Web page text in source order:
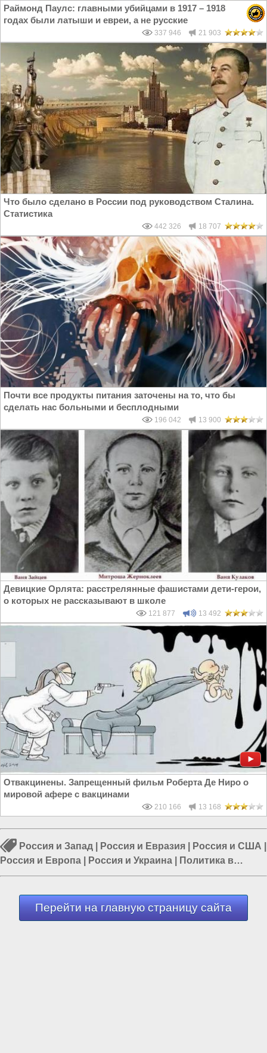
Раймонд Паулс: главными убийцами в 1917 – 1918
годах были латыши и евреи, а не русские
337 946 21 903
Что было сделано в России под руководством Сталина.
Статистика
442 326 18 707
Почти все продукты питания заточены на то, что бы
сделать нас больными и бесплодными
196 042 13 900
Девицкие Орлята: расстрелянные фашистами дети-герои,
о которых не рассказывают в школе
121 877 13 492
Отвакцинены. Запрещенный фильм Роберта Де Ниро о
мировой афере с вакцинами
210 166 13 168
Россия и Запад Россия и Евразия Россия и США
Россия и Европа
Россия и Украина
Политика в
России|Власть в РФ
Перейти на главную страницу сайта